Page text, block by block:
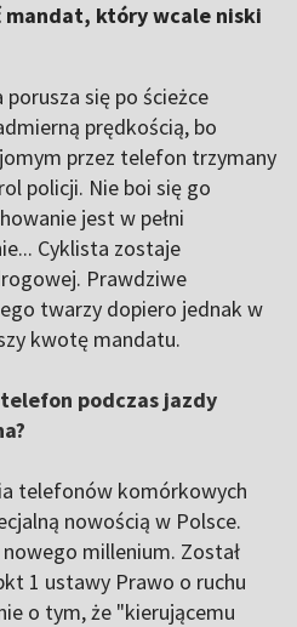
mandat, który wcale niski
się po ścieżce
prędkością, bo
przez telefon trzymany
policji. Nie boi się go
jest w pełni
Cyklista zostaje
Prawdziwe
twarzy dopiero jednak w
kwotę mandatu.
podczas jazdy
telefonów komórkowych
nowością w Polsce.
millenium. Został
1 ustawy Prawo o ruchu
o tym, że "kierującemu